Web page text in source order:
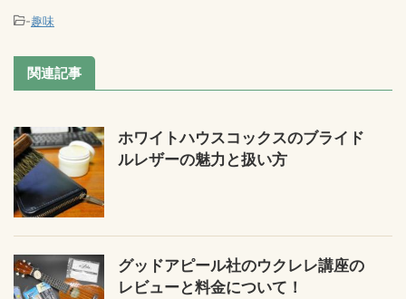
-趣味
関連記事
ホワイトハウスコックスのブライド
ルレザーの魅力と扱い方
グッドアピール社のウクレレ講座の
レビューと料金について！